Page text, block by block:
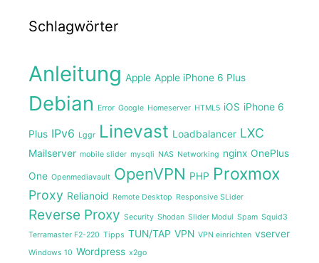
Schlagwörter
Anleitung Apple Apple iPhone 6 Plus
Debian Error Google Homeserver HTML5 iOS iPhone 6
Plus IPv6 Lggr Linevast Loadbalancer LXC
Mailserver mobile slider mysqli NAS Networking nginx OnePlus
One Openmediavault OpenVPN PHP Proxmox
Proxy Relianoid Remote Desktop Responsive SLider
Reverse Proxy Security Shodan Slider Modul Spam Squid3
Terramaster F2-220 Tipps TUN/TAP VPN VPN einrichten vserver
Windows 10 Wordpress x2go